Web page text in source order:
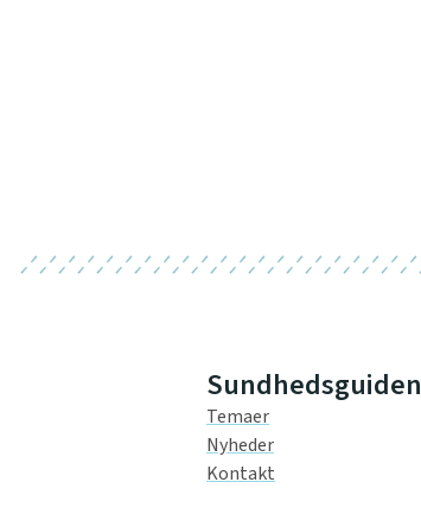
Sundhedsguiden
Temaer
Nyheder
Kontakt